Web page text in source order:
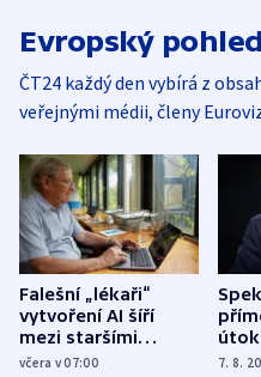
Evropský pohled
ČT24 každý den vybírá z
veřejnými médii, členy
Falešní „lékaři“
vytvoření AI šíří
mezi staršími
Poláky nebezpečné
včera v 07:00
míní
7. 8.